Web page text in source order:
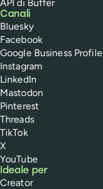
API di Buffer
Canali
Bluesky
Facebook
Google Business Profile
Instagram
LinkedIn
Mastodon
Pinterest
Threads
TikTok
X
YouTube
Ideale per
Creator